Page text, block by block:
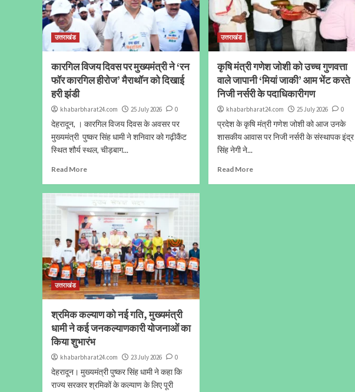
उत्तराखंड
कारगिल विजय दिवस पर मुख्यमंत्री ने ‘रन
फॉर कारगिल हीरोज’ मैराथॉन को दिखाई
हरी झंडी
khabarbharat24.com 25 July 2026 0
देहरादून, । कारगिल विजय दिवस के अवसर पर
मुख्यमंत्री पुष्कर सिंह धामी ने शनिवार को गढ़ीकैंट
स्थित शौर्य स्थल, चीड़बाग...
Read More
उत्तराखंड
कृषि मंत्री गणेश जोशी को उच्च गुणवत्ता
वाले जापानी ‘मियां जाकी’ आम भेंट करते
निजी नर्सरी के पदाधिकारीगण
khabarbharat24.com 25 July 2026 0
प्रदेश के कृषि मंत्री गणेश जोशी को आज उनके
शासकीय आवास पर निजी नर्सरी के संस्थापक इंद्र
सिंह नेगी ने...
Read More
उत्तराखंड
श्रमिक कल्याण को नई गति, मुख्यमंत्री
धामी ने कई जनकल्याणकारी योजनाओं का
किया शुभारंभ
khabarbharat24.com 23 July 2026 0
देहरादून। मुख्यमंत्री पुष्कर सिंह धामी ने कहा कि
राज्य सरकार श्रमिकों के कल्याण के लिए पूरी